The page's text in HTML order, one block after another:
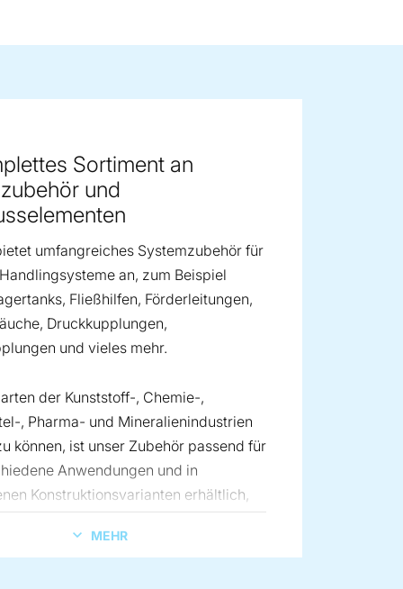
Sortiment an
und
umfangreiches Systemzubehör für
an, zum Beispiel
Fließhilfen, Förderleitungen,
Druckkupplungen,
und vieles mehr.
der Kunststoff-, Chemie-,
, Pharma- und Mineralienindustrien
können, ist unser Zubehör passend für
Anwendungen und in
Konstruktionsvarianten erhältlich,
Ausführungen in Kohlenstoffstahl,
Aluminium.MEHR